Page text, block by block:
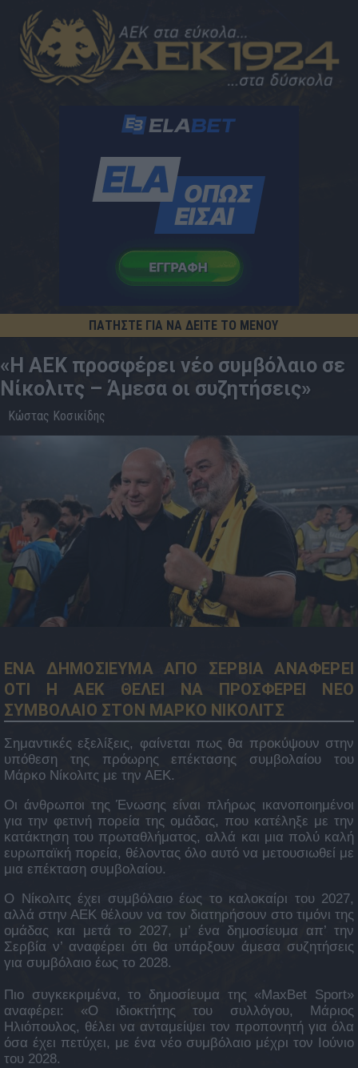
ΠΑΤΗΣΤΕ ΓΙΑ ΝΑ ΔΕΙΤΕ ΤΟ ΜΕΝΟΥ
11:53
«Η ΑΕΚ προσφέρει νέο συμβόλαιο σε
Νίκολιτς – Άμεσα οι συζητήσεις»
Κώστας Κοσικίδης
ΕΝΑ ΔΗΜΟΣΙΕΥΜΑ ΑΠΟ ΣΕΡΒΙΑ ΑΝΑΦΕΡΕΙ
ΟΤΙ Η ΑΕΚ ΘΕΛΕΙ ΝΑ ΠΡΟΣΦΕΡΕΙ ΝΕΟ
ΣΥΜΒΟΛΑΙΟ ΣΤΟΝ ΜΑΡΚΟ ΝΙΚΟΛΙΤΣ
Σημαντικές εξελίξεις, φαίνεται πως θα προκύψουν στην
υπόθεση της πρόωρης επέκτασης συμβολαίου του
Μάρκο Νίκολιτς με την ΑΕΚ.
Οι άνθρωποι της Ένωσης είναι πλήρως ικανοποιημένοι
για την φετινή πορεία της ομάδας, που κατέληξε με την
κατάκτηση του πρωταθλήματος, αλλά και μια πολύ καλή
ευρωπαϊκή πορεία, θέλοντας όλο αυτό να μετουσιωθεί με
μια επέκταση συμβολαίου.
Ο Νίκολιτς έχει συμβόλαιο έως το καλοκαίρι του 2027,
αλλά στην ΑΕΚ θέλουν να τον διατηρήσουν στο τιμόνι της
ομάδας και μετά το 2027, μ’ ένα δημοσίευμα απ’ την
Σερβία ν’ αναφέρει ότι θα υπάρξουν άμεσα συζητήσεις
για συμβόλαιο έως το 2028.
Πιο συγκεκριμένα, το δημοσίευμα της «MaxBet Sport»
αναφέρει: «Ο ιδιοκτήτης του συλλόγου, Μάριος
Ηλιόπουλος, θέλει να ανταμείψει τον προπονητή για όλα
όσα έχει πετύχει, με ένα νέο συμβόλαιο μέχρι τον Ιούνιο
του 2028.